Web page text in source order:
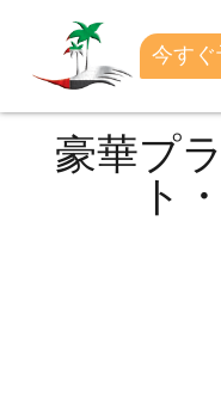
今すぐ
豪華プ
ト